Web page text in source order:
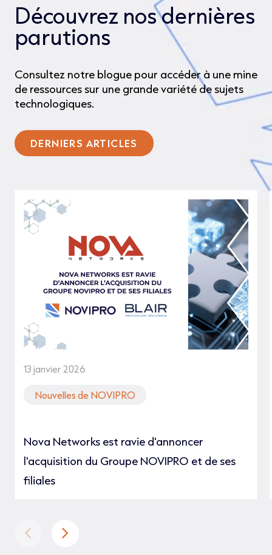
Découvrez nos dernières
parutions
Consultez notre blogue pour accéder à une mine
de ressources sur une grande variété de sujets
technologiques.
DERNIERS ARTICLES
13 janvier 2026
Nouvelles de NOVIPRO
Nova Networks est ravie d'annoncer
l'acquisition du Groupe NOVIPRO et de ses
filiales